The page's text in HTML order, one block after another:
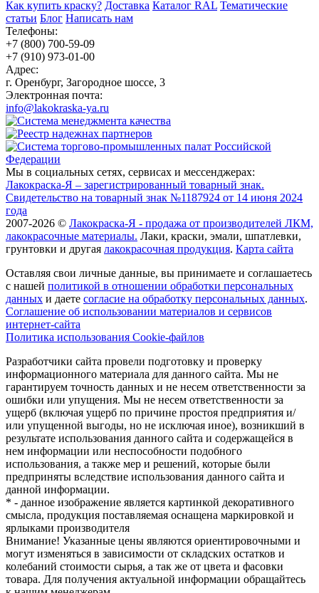
Как купить краску? Доставка Каталог RAL Тематические
статьи Блог Написать нам
Телефоны:
+7 (800) 700-59-09
+7 (910) 973-01-00
Адрес:
г. Оренбург, Загородное шоссе, 3
Электронная почта:
info@lakokraska-ya.ru
Мы в социальных сетях, сервисах и мессенджерах:
Лакокраска-Я – зарегистрированный товарный знак.
Свидетельство на товарный знак №1187924 от 14 июня 2024
года
2007-2026 © Лакокраска-Я - продажа от производителей ЛКМ,
лакокрасочные материалы. Лаки, краски, эмали, шпатлевки,
грунтовки и другая лакокрасочная продукция. Карта сайта
Оставляя свои личные данные, вы принимаете и соглашаетесь
с нашей политикой в отношении обработки персональных
данных и даете cогласие на обработку персональных данных.
Соглашение об использовании материалов и сервисов
интернет-сайта
Политика использования Cookie-файлов
Разработчики сайта провели подготовку и проверку
информационного материала для данного сайта. Мы не
гарантируем точность данных и не несем ответственности за
ошибки или упущения. Мы не несем ответственности за
ущерб (включая ущерб по причине простоя предприятия и/
или упущенной выгоды, но не исключая иное), возникший в
результате использования данного сайта и содержащейся в
нем информации или неспособности подобного
использования, а также мер и решений, которые были
предприняты вследствие использования данного сайта и
данной информации.
* - данное изображение является картинкой декоративного
смысла, продукция поставляемая оснащена маркировкой и
ярлыками производителя
Внимание! Указанные цены являются ориентировочными и
могут изменяться в зависимости от складских остатков и
колебаний стоимости сырья, а так же от цвета и фасовки
товара. Для получения актуальной информации обращайтесь